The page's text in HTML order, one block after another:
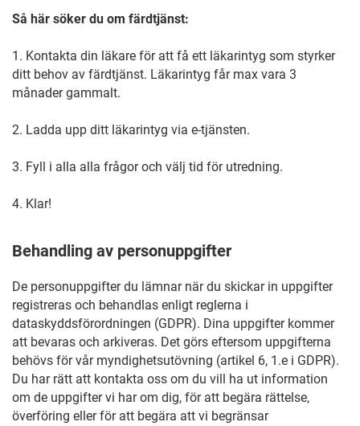
Så här söker du om färdtjänst:
1. Kontakta din läkare för att få ett läkarintyg som styrker
ditt behov av färdtjänst. Läkarintyg får max vara 3
månader gammalt.
2. Ladda upp ditt läkarintyg via e-tjänsten.
3. Fyll i alla alla frågor och välj tid för utredning.
4. Klar!
Behandling av personuppgifter
De personuppgifter du lämnar när du skickar in uppgifter
registreras och behandlas enligt reglerna i
dataskyddsförordningen (GDPR). Dina uppgifter kommer
att bevaras och arkiveras. Det görs eftersom uppgifterna
behövs för vår myndighetsutövning (artikel 6, 1.e i GDPR).
Du har rätt att kontakta oss om du vill ha ut information
om de uppgifter vi har om dig, för att begära rättelse,
överföring eller för att begära att vi begränsar